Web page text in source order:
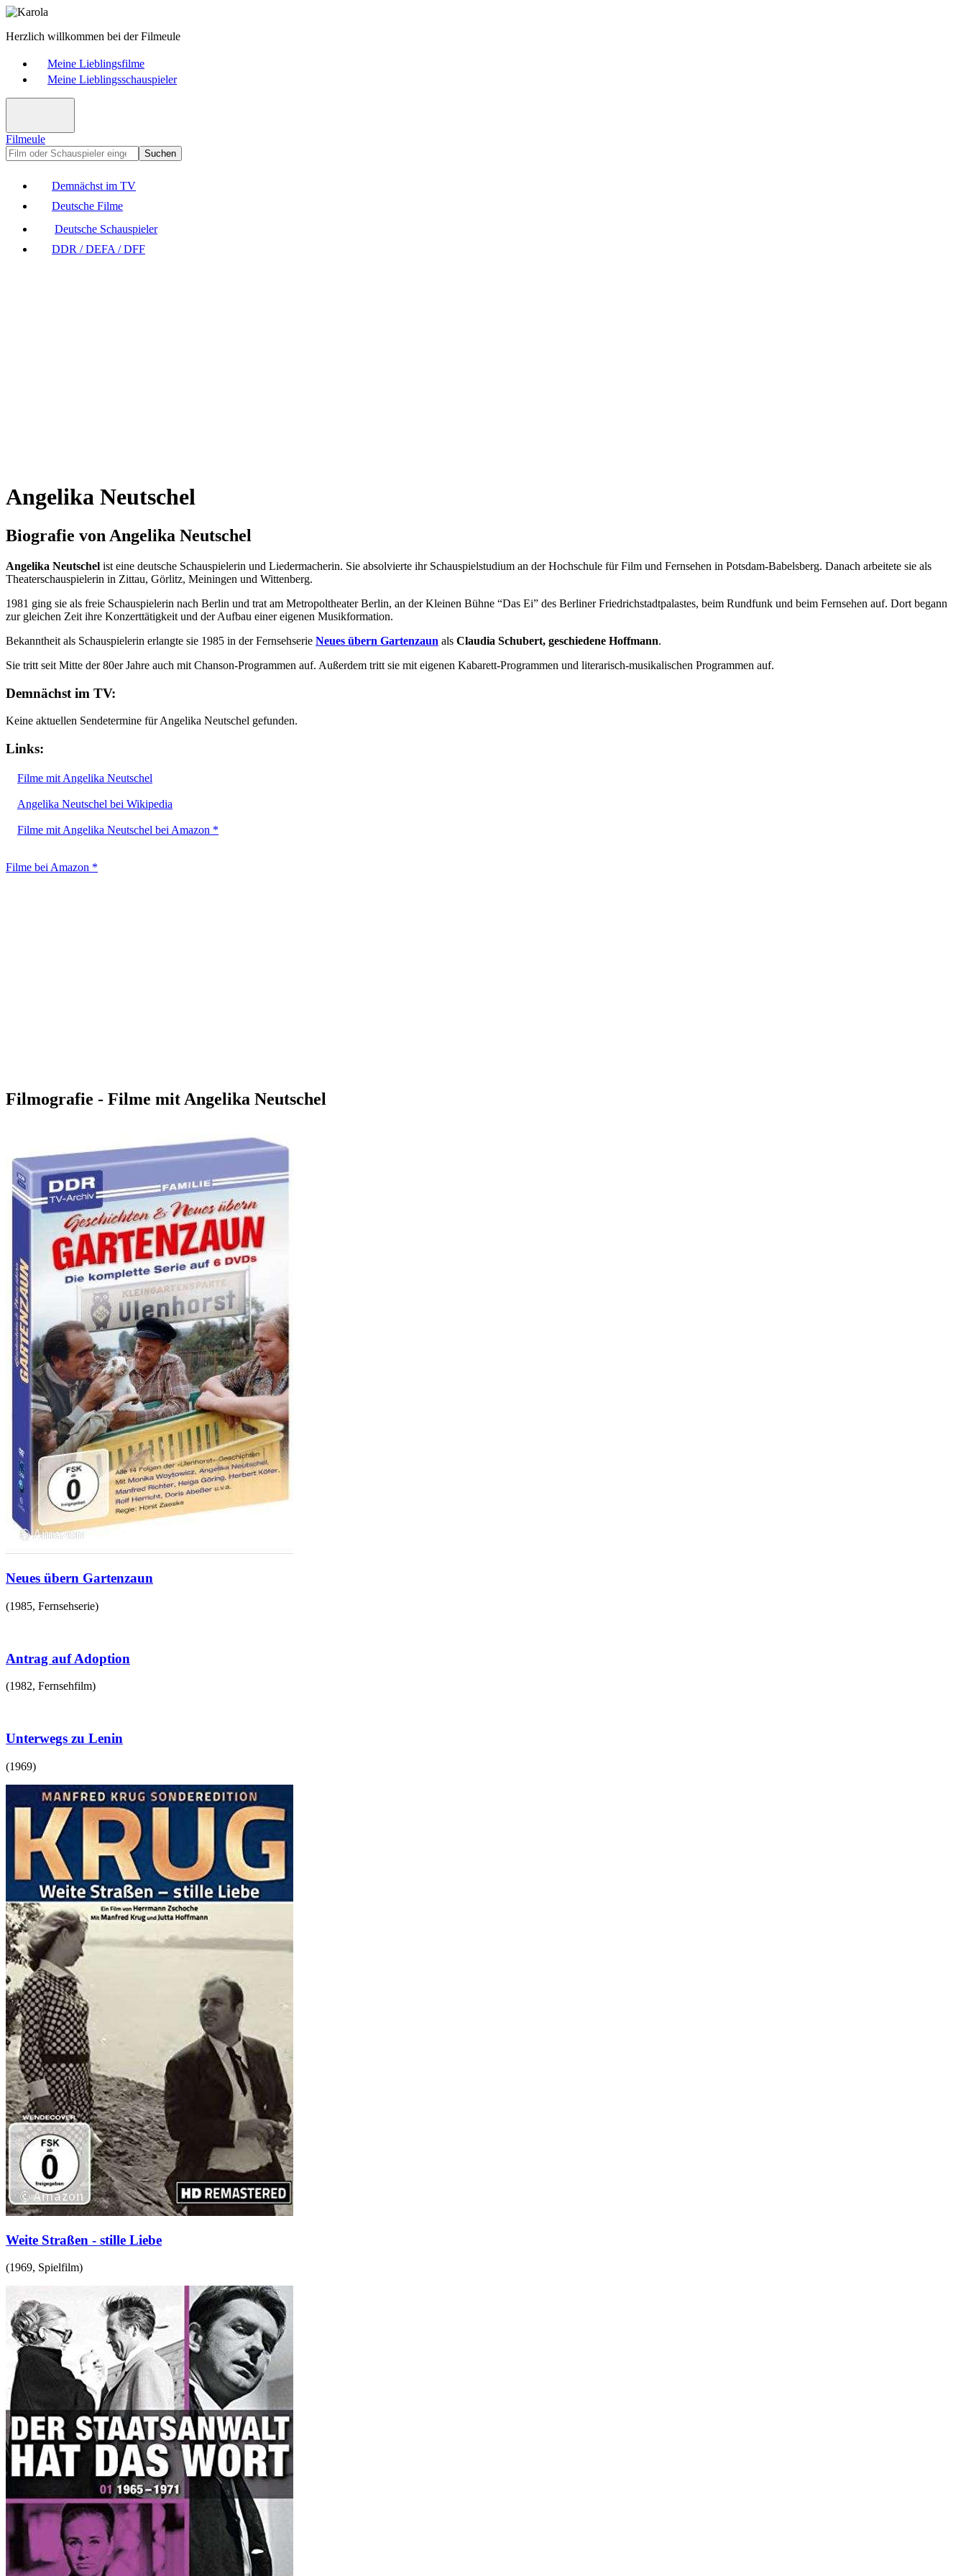
Herzlich willkommen bei der Filmeule
Meine Lieblingsfilme
Meine Lieblingsschauspieler
Filmeule
Suchen
Demnächst im TV
Deutsche Filme
Deutsche Schauspieler
DDR / DEFA / DFF
Angelika Neutschel
Biografie von Angelika Neutschel
Angelika Neutschel ist eine deutsche Schauspielerin und Liedermacherin. Sie absolvierte ihr Schauspielstudium an der Hochschule für Film und Fernsehen in Potsdam-Babelsberg. Danach arbeitete sie als
Theaterschauspielerin in Zittau, Görlitz, Meiningen und Wittenberg.
1981 ging sie als freie Schauspielerin nach Berlin und trat am Metropoltheater Berlin, an der Kleinen Bühne “Das Ei” des Berliner Friedrichstadtpalastes, beim Rundfunk und beim Fernsehen auf. Dort begann
zur gleichen Zeit ihre Konzerttätigkeit und der Aufbau einer eigenen Musikformation.
Bekanntheit als Schauspielerin erlangte sie 1985 in der Fernsehserie Neues übern Gartenzaun als Claudia Schubert, geschiedene Hoffmann.
Sie tritt seit Mitte der 80er Jahre auch mit Chanson-Programmen auf. Außerdem tritt sie mit eigenen Kabarett-Programmen und literarisch-musikalischen Programmen auf.
Demnächst im TV:
Keine aktuellen Sendetermine für Angelika Neutschel gefunden.
Links:
Filme mit Angelika Neutschel
Angelika Neutschel bei Wikipedia
Filme mit Angelika Neutschel bei Amazon *
Filme bei Amazon *
Filmografie - Filme mit Angelika Neutschel
Neues übern Gartenzaun
(1985, Fernsehserie)
Antrag auf Adoption
(1982, Fernsehfilm)
Unterwegs zu Lenin
(1969)
Weite Straßen - stille Liebe
(1969, Spielfilm)